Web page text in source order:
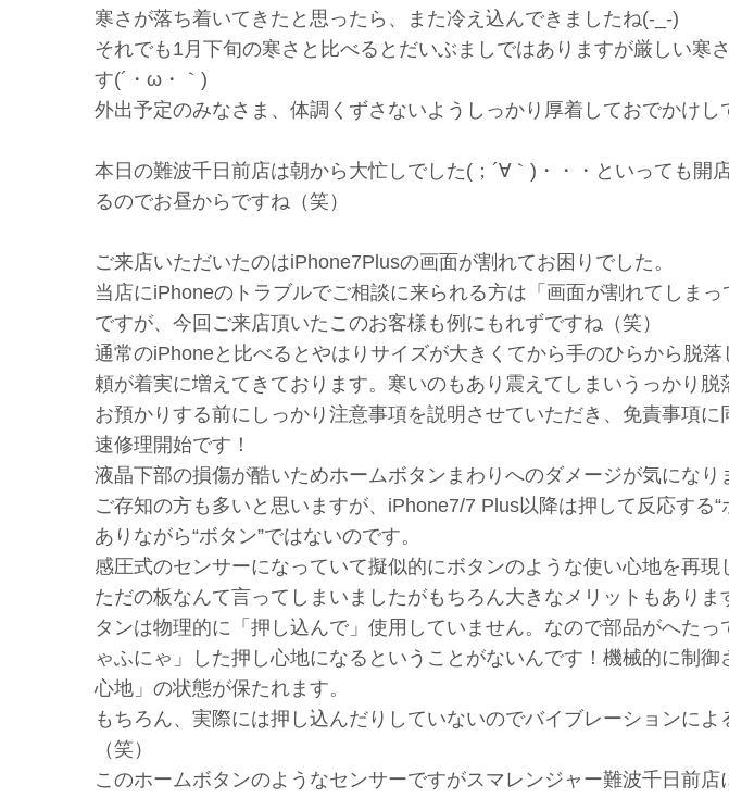
寒さが落ち着いてきたと思ったら、また冷え込んできましたね(-_-)
それでも1月下旬の寒さと比べるとだいぶましではありますが厳しい寒
す(´・ω・｀)
外出予定のみなさま、体調くずさないようしっかり厚着しておでかけし
本日の難波千日前店は朝から大忙しでした(；´∀｀)・・・といっても開
るのでお昼からですね（笑）
ご来店いただいたのはiPhone7Plusの画面が割れてお困りでした。
当店にiPhoneのトラブルでご相談に来られる方は「画面が割れてしま
ですが、今回ご来店頂いたこのお客様も例にもれずですね（笑）
通常のiPhoneと比べるとやはりサイズが大きくてから手のひらから脱
頼が着実に増えてきております。寒いのもあり震えてしまいうっかり
お預かりする前にしっかり注意事項を説明させていただき、免責事項
速修理開始です！
液晶下部の損傷が酷いためホームボタンまわりへのダメージが気になり
ご存知の方も多いと思いますが、iPhone7/7 Plus以降は押して反応する
ありながら“ボタン”ではないのです。
感圧式のセンサーになっていて擬似的にボタンのような使い心地を再現
ただの板なんて言ってしまいましたがもちろん大きなメリットもあり
タンは物理的に「押し込んで」使用していません。なので部品がへた
ゃふにゃ」した押し心地になるということがないんです！機械的に制
心地」の状態が保たれます。
もちろん、実際には押し込んだりしていないのでバイブレーションに
（笑）
このホームボタンのようなセンサーですがスマレンジャー難波千日前店